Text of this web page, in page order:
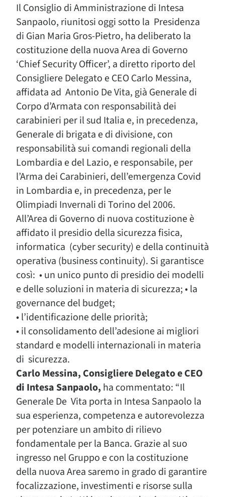
Il Consiglio di Amministrazione di Intesa
Sanpaolo, riunitosi oggi sotto la Presidenza
di Gian Maria Gros-Pietro, ha deliberato la
costituzione della nuova Area di Governo
‘Chief Security Officer’, a diretto riporto del
Consigliere Delegato e CEO Carlo Messina,
affidata ad Antonio De Vita, già Generale di
Corpo d’Armata con responsabilità dei
carabinieri per il sud Italia e, in precedenza,
Generale di brigata e di divisione, con
responsabilità sui comandi regionali della
Lombardia e del Lazio, e responsabile, per
l’Arma dei Carabinieri, dell’emergenza Covid
in Lombardia e, in precedenza, per le
Olimpiadi Invernali di Torino del 2006.
All’Area di Governo di nuova costituzione è
affidato il presidio della sicurezza fisica,
informatica (cyber security) e della continuità
operativa (business continuity). Si garantisce
così: • un unico punto di presidio dei modelli
e delle soluzioni in materia di sicurezza; • la
governance del budget;
• l’identificazione delle priorità;
• il consolidamento dell’adesione ai migliori
standard e modelli internazionali in materia
di sicurezza.
Carlo Messina, Consigliere Delegato e CEO
di Intesa Sanpaolo, ha commentato: “Il
Generale De Vita porta in Intesa Sanpaolo la
sua esperienza, competenza e autorevolezza
per potenziare un ambito di rilievo
fondamentale per la Banca. Grazie al suo
ingresso nel Gruppo e con la costituzione
della nuova Area saremo in grado di garantire
focalizzazione, investimenti e risorse sulla